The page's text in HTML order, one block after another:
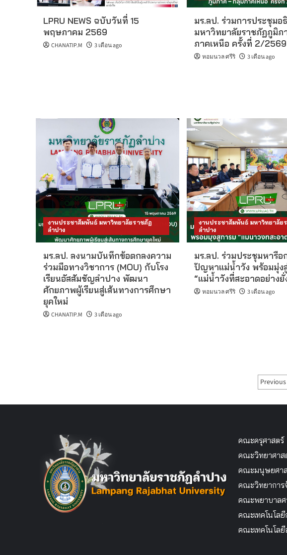
LPRU NEWS ฉบับวันที่ 15
พฤษภาคม 2569
CHANATIP.M 3 เดือน ago
มร.ลป. ร่วมการประชุมอ
มหาวิทยาลัยราชภัฏภูมิภ
ภาคเหนือ ครั้งที่ 2/2569
หอมนวล ศรีริ 3 เดือน ago
งานประชาสัมพันธ์ มหาวิทยาลัยราชภัฏ
ลำปาง
มร.ลป. ลงนามบันทึกข้อตกลงความ
ร่วมมือทางวิชาการ (MOU) กับโรง
เรียนอัสสัมชัญลำปาง พัฒนา
ศักยภาพผู้เรียนสู่เส้นทางการศึกษา
ยุคใหม่
CHANATIP.M 3 เดือน ago
งานประชาสัมพันธ์ มหาวิทยาลัย
ลำปาง
มร.ลป. ร่วมประชุมหารือ
ปัญหาแม่น้ำวัง พร้อมมุ่ง
“แม่น้ำวังที่สะอาดอย่างยั่
หอมนวล ศรีริ 3 เดือน ago
Posts
Previous
คณะครุศาสตร์
คณะวิทยาศาส
คณะมนุษยศาส
คณะวิทยาการ
คณะพยาบาลศ
คณะเทคโนโลยี
คณะเทคโนโล